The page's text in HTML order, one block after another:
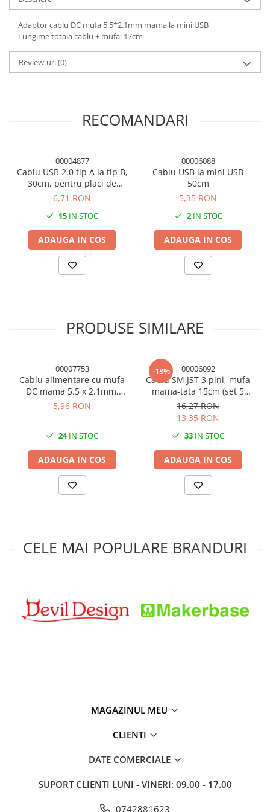
Panouri solare
Scule si aparate de masura
Aparate de masura si testare
Scule manuale si electrice
Cabluri si conectori
Cabluri si adaptoare
Componente electronice
Rezistente si termistori
Condensatori si rezonatoare
Potentiometre si semireglabile
Smart Home
Accesorii trotinete electrice
Lichidare de stoc
Adaptor cablu DC mufa 5.5*2.1mm mama la mini USB
Lungime totala cablu + mufa: 17cm
Review-uri(0)
RECOMANDARI
00004877
Cablu USB 2.0 tip A la tip B,
30cm, pentru placi de
dezvoltare si imprimante
6,71 RON
15 IN STOC
ADAUGA IN COS
00006088
Cablu USB la mini USB
50cm
5,35 RON
2IN STOC
ADAUGA IN COS
PRODUSE SIMILARE
00007753
Cablu alimentare cu mufa
DC mama 5.5 x 2.1mm,
lungime totala 30cm,
5,96 RON
24IN STOC
ADAUGA IN COS
-18% 00006092
Cablu SM JST 3 pini, mufa
mama-tata 15cm (set 5
bucati)
16,27 RON
13,35 RON
33 IN STOC
ADAUGA IN COS
CELE MAI POPULARE BRANDURI
MAGAZINUL MEU
CLIENTI
DATE COMERCIALE
SUPORT CLIENTI LUNI - VINERI: 09.00 - 17.00
0742881623